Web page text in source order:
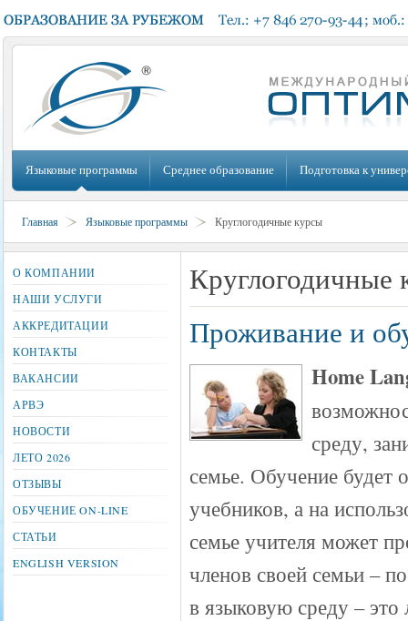
Языковые программы Среднее образование Подготовка к
Главная Языковые программы Круглогодичные курсы
Круглогодичные
Проживание и
Home
среду,
семье. Обучение будет
учебников, а на
семье учителя может
членов своей семьи –
в языковую среду – это
О КОМПАНИИ
НАШИ УСЛУГИ
АККРЕДИТАЦИИ
КОНТАКТЫ
ВАКАНСИИ
АРВЭ
НОВОСТИ
ЛЕТО 2026
ОТЗЫВЫ
ОБУЧЕНИЕ ON-LINE
СТАТЬИ
ENGLISH VERSION